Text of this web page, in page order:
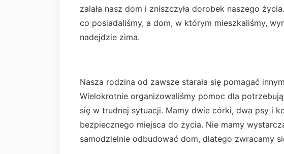
zalała nasz dom i zniszczyła dorobek naszego
co posiadaliśmy, a dom, w którym mieszkaliśmy,
nadejdzie zima.
Nasza rodzina od zawsze starała się pomagać
Wielokrotnie organizowaliśmy pomoc dla
się w trudnej sytuacji. Mamy dwie córki, dwa psy i
bezpiecznego miejsca do życia. Nie mamy
samodzielnie odbudować dom, dlatego zwracamy